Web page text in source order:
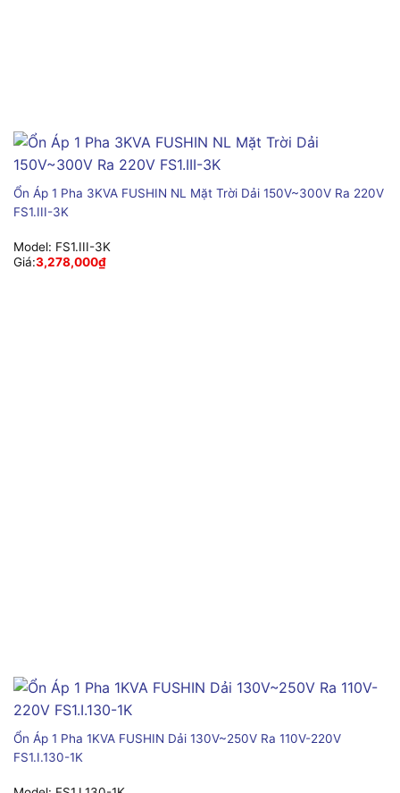
Ổn Áp 1 Pha 3KVA FUSHIN NL Mặt Trời Dải 150V~300V Ra 220V
FS1.III-3K
Model: FS1.III-3K
Giá:3,278,000₫
Ổn Áp 1 Pha 1KVA FUSHIN Dải 130V~250V Ra 110V-220V
FS1.I.130-1K